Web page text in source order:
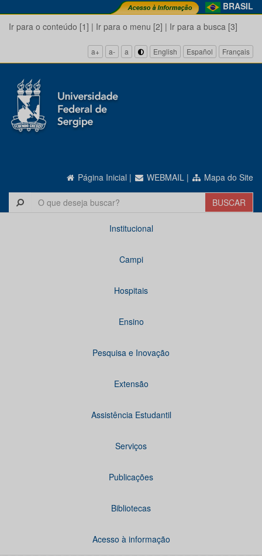
BRASIL
Ir para o conteúdo [1] | Ir para o menu [2] | Ir para a busca [3]
a+ a- a English Español Français
Página Inicial | WEBMAIL | Mapa do Site
Institucional
Campi
Hospitais
Ensino
Pesquisa e Inovação
Extensão
Assistência Estudantil
Serviços
Publicações
Bibliotecas
Acesso à informação